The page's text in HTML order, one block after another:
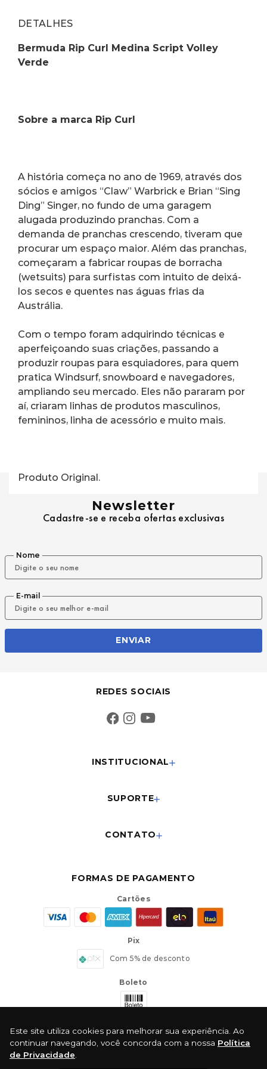
Este site utiliza cookies para melhorar sua experiência. Ao
continuar navegando, você concorda com a nossa Política
de Privacidade
DETALHES
Bermuda Rip Curl Medina Script Volley
Verde
Sobre a marca Rip Curl
A história começa no ano de 1969, através dos
sócios e amigos “Claw” Warbrick e Brian “Sing
Ding” Singer, no fundo de uma garagem
alugada produzindo pranchas. Com a
demanda de pranchas crescendo, tiveram que
procurar um espaço maior. Além das pranchas,
começaram a fabricar roupas de borracha
(wetsuits) para surfistas com intuito de deixá-
los secos e quentes nas águas frias da
Austrália.
Com o tempo foram adquirindo técnicas e
aperfeiçoando suas criações, passando a
produzir roupas para esquiadores, para quem
pratica Windsurf, snowboard e navegadores,
ampliando seu mercado. Eles não pararam por
aí, criaram linhas de produtos masculinos,
femininos, linha de acessório e muito mais.
Produto Original.
Newsletter
Cadastre-se e receba ofertas exclusivas
Nome
E-mail
ENVIAR
REDES SOCIAIS
INSTITUCIONAL
SUPORTE
CONTATO
FORMAS DE PAGAMENTO
Cartões
Pix
Com 5% de desconto
Boleto